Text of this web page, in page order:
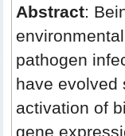
Abstract:
pathogen
have evolved
activation of
gene